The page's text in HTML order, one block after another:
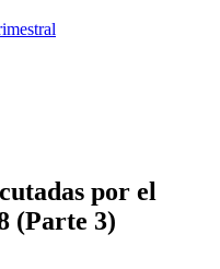
por el
(Parte 3)